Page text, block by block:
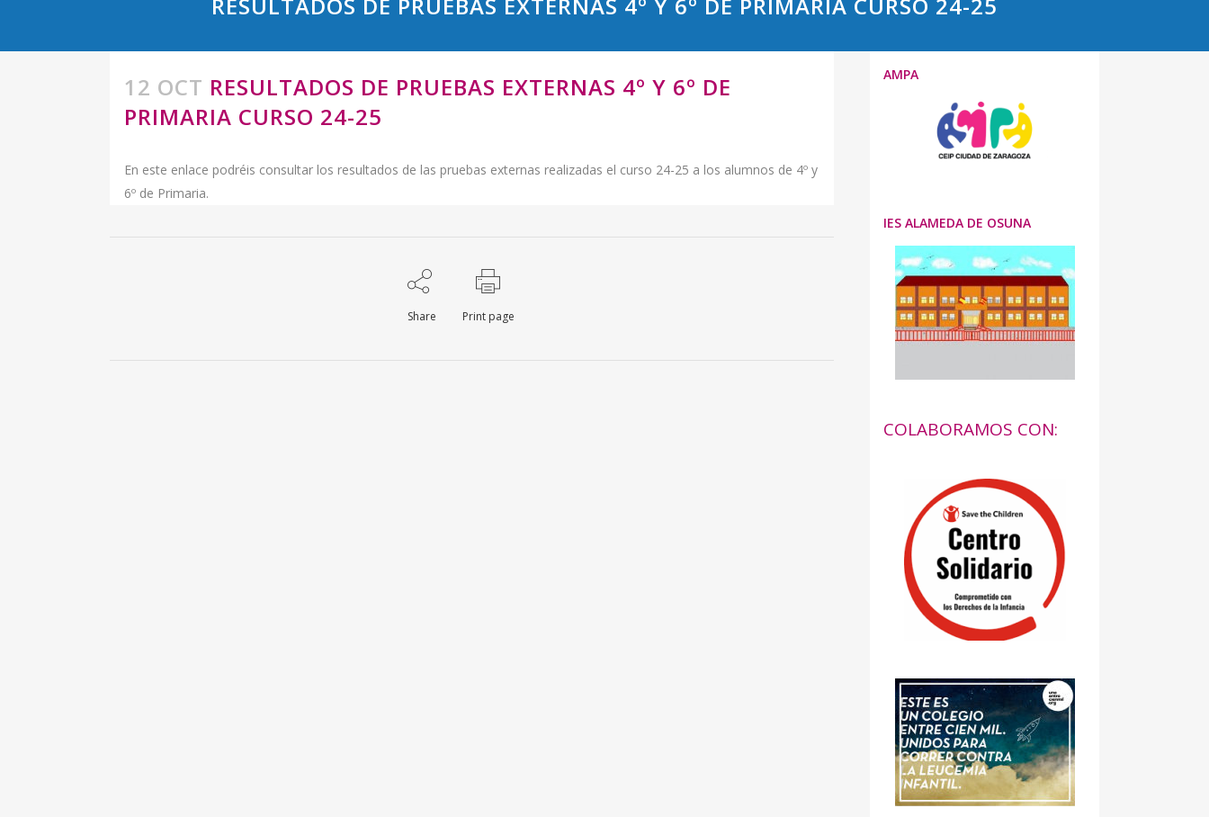
12 OCT RESULTADOS DE PRUEBAS EXTERNAS 4º Y 6º DE
PRIMARIA CURSO 24-25
En este enlace podréis consultar los resultados de las pruebas externas realizadas el curso 24-25 a los alumnos de 4º y
6º de Primaria.
Share Print page
AMPA
IES ALAMEDA DE OSUNA
COLABORAMOS CON: